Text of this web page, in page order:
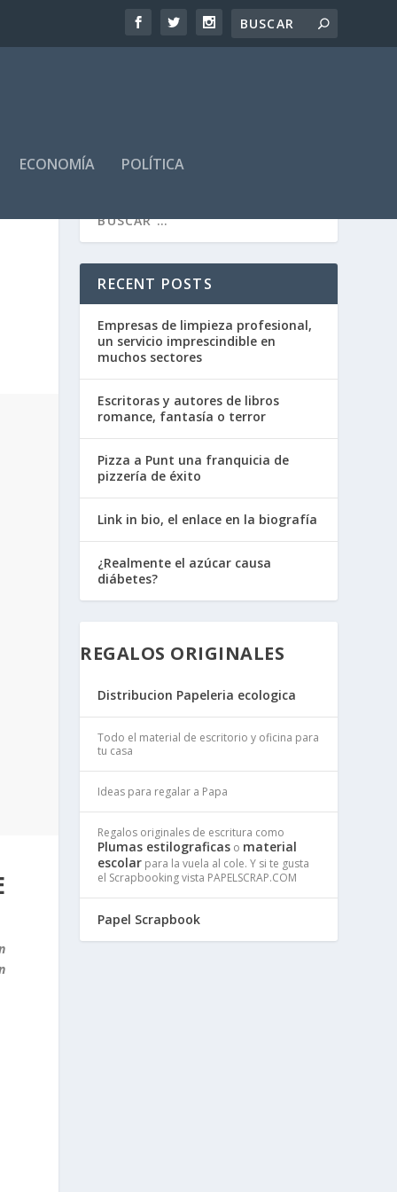
ECONOMÍA POLÍTICA
RECENT POSTS
Empresas de limpieza profesional,
un servicio imprescindible en
muchos sectores
Escritoras y autores de libros
romance, fantasía o terror
Pizza a Punt una franquicia de
pizzería de éxito
Link in bio, el enlace en la biografía
¿Realmente el azúcar causa
diábetes?
REGALOS ORIGINALES
Distribucion Papeleria ecologica
Todo el material de escritorio y oficina para
tu casa
Ideas para regalar a Papa
Regalos originales de escritura como
Plumas estilograficas o material
escolar para la vuela al cole. Y si te gusta
el Scrapbooking vista PAPELSCRAP.COM
Papel Scrapbook